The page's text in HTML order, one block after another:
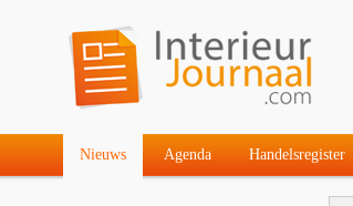
Nieuws Agenda Handelsregister